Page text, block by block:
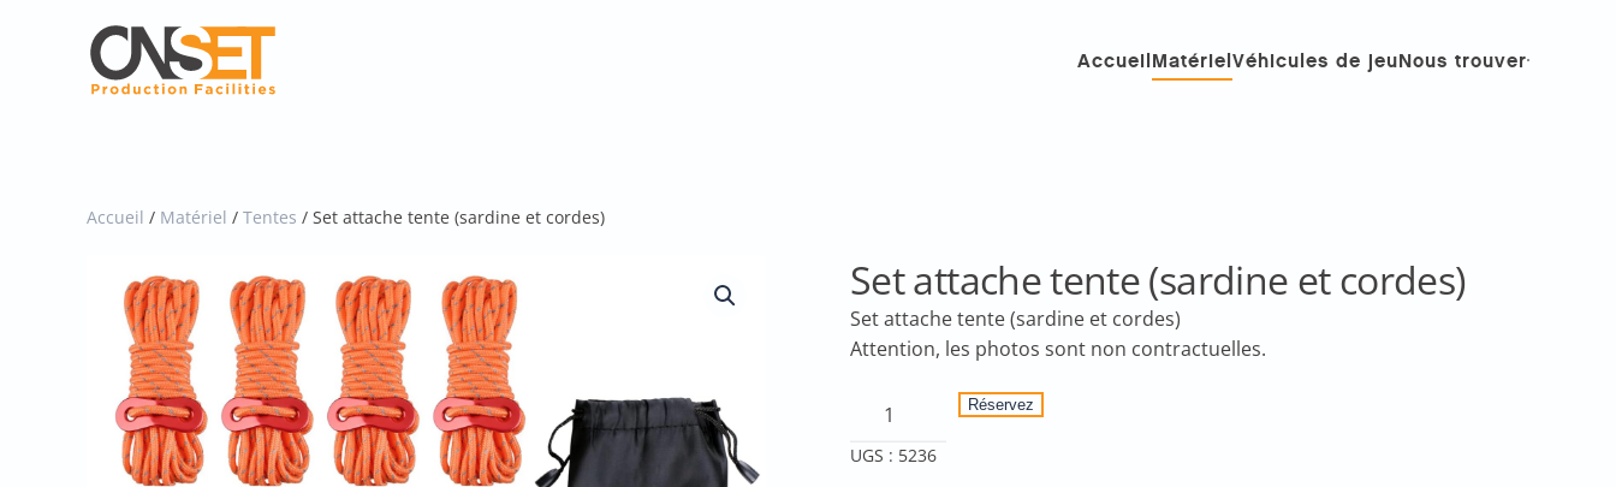
Skip
AccueilMatérielVéhicules de jeuNous trouver
Accueil / Matériel / Tentes / Set attache tente (sardine et cordes)
Set attache tente (sardine et cordes)
Set attache tente (sardine et cordes)
quantité
Set
Réservez
UGS : 5236